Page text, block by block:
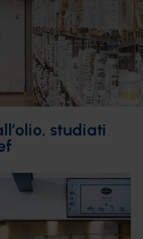
studiati